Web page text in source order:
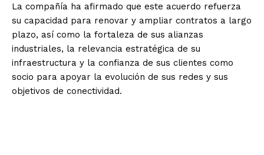
La compañía ha afirmado que este acuerdo refuerza
su capacidad para renovar y ampliar contratos a largo
plazo, así como la fortaleza de sus alianzas
industriales, la relevancia estratégica de su
infraestructura y la confianza de sus clientes como
socio para apoyar la evolución de sus redes y sus
objetivos de conectividad.